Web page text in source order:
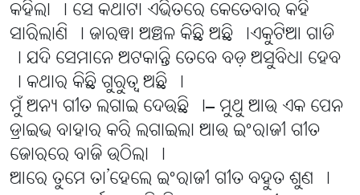
କହିଲା । ସେ କଥାଟା ଏଭିତରେ କେତେବାର କହି
ସାରିଲାଣି । ଜାରୱା ଅଞ୍ଚଳ କିଛି ଅଛି ।ଏକୁଟିଆ ଗାଡି
। ଯଦି ସେମାନେ ଅଟକାନ୍ତି ତେବେ ବଡ଼ ଅସୁବିଧା ହେବ
। କଥାର କିଛି ଗୁରୁତ୍ୱ ଅଛି ।
ମୁଁ ଅନ୍ୟ ଗୀତ ଲଗାଇ ଦେଉଛି ।– ମୁଥୁ ଆଉ ଏକ ପେନ
ଡ୍ରାଇଭ ବାହାର କରି ଲଗାଇଲା ଆଉ ଇଂରାଜୀ ଗୀତ
ଜୋରରେ ବାଜି ଉଠିଲା ।
ଆରେ ତୁମେ ତା’ହେଲେ ଇଂରାଜୀ ଗୀତ ବହୁତ ଶୁଣ ।